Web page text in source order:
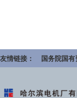
友情链接： 国务院国